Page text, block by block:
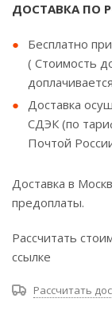
ДОСТАВКА ПО
Бесплатно
( Стоимость
Доставка
СДЭК (по
Почтой
Доставка в
предоплаты.
Рассчитать
ссылке
Рассчитать